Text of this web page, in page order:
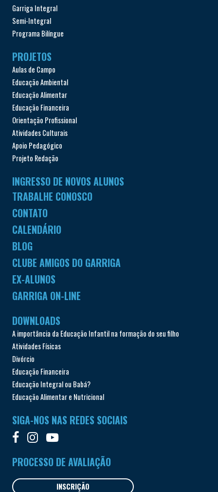
Garriga Integral
Semi-Integral
Programa Bilíngue
PROJETOS
Aulas de Campo
Educação Ambiental
Educação Alimentar
Educação Financeira
Orientação Profissional
Atividades Culturais
Apoio Pedagógico
Projeto Redação
INGRESSO DE NOVOS ALUNOS
TRABALHE CONOSCO
CONTATO
CALENDÁRIO
BLOG
CLUBE AMIGOS DO GARRIGA
EX-ALUNOS
GARRIGA ON-LINE
DOWNLOADS
A importância da Educação Infantil na formação do seu filho
Atividades Físicas
Divórcio
Educação Financeira
Educação Integral ou Babá?
Educação Alimentar e Nutricional
SIGA-NOS NAS REDES SOCIAIS
PROCESSO DE AVALIAÇÃO
INSCRIÇÃO